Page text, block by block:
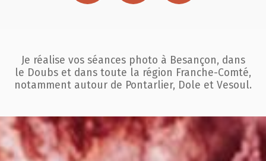
Je réalise vos séances photo à Besançon, dans
le Doubs et dans toute la région Franche-Comté,
notamment autour de Pontarlier, Dole et Vesoul.